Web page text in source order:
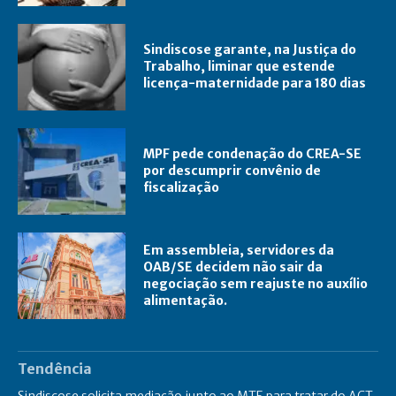
Sindiscose garante, na Justiça do
Trabalho, liminar que estende
licença-maternidade para 180 dias
MPF pede condenação do CREA-SE
por descumprir convênio de
fiscalização
Em assembleia, servidores da
OAB/SE decidem não sair da
negociação sem reajuste no auxílio
alimentação.
Tendência